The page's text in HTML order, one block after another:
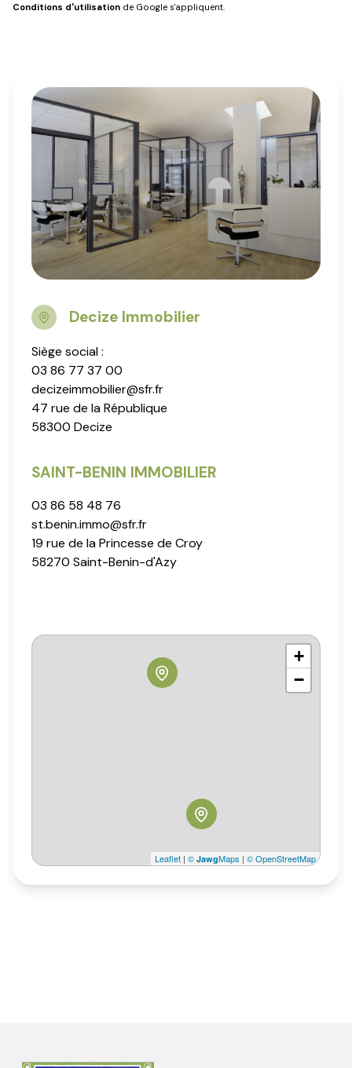
Conditions d'utilisation de Google s'appliquent.
Decize Immobilier
03 86 77 37 00
decizeimmobilier@sfr.fr
47 rue de la République
58300 Decize
SAINT-BENIN IMMOBILIER
03 86 58 48 76
st.benin.immo@sfr.fr
19 rue de la Princesse de Croy
58270 Saint-Benin-d'Azy
+
−
Leaflet | © JawgMaps | © OpenStreetMap